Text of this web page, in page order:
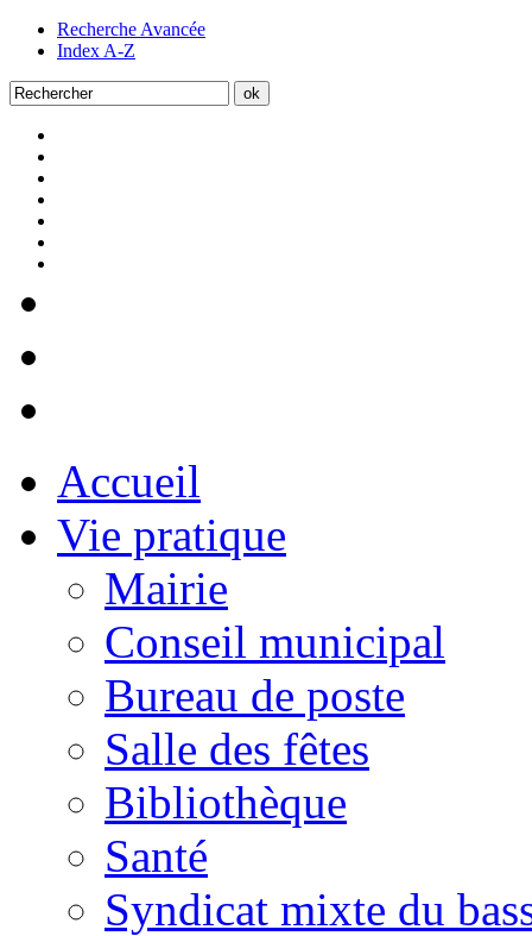
Recherche Avancée
Index A-Z
Accueil
Vie pratique
Mairie
Conseil municipal
Bureau de poste
Salle des fêtes
Bibliothèque
Santé
Syndicat mixte du